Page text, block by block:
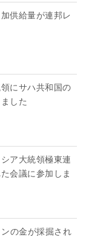
供給量が連邦レ
にサハ共和国の
した
ア大統領極東連
会議に参加しま
の金が採掘され